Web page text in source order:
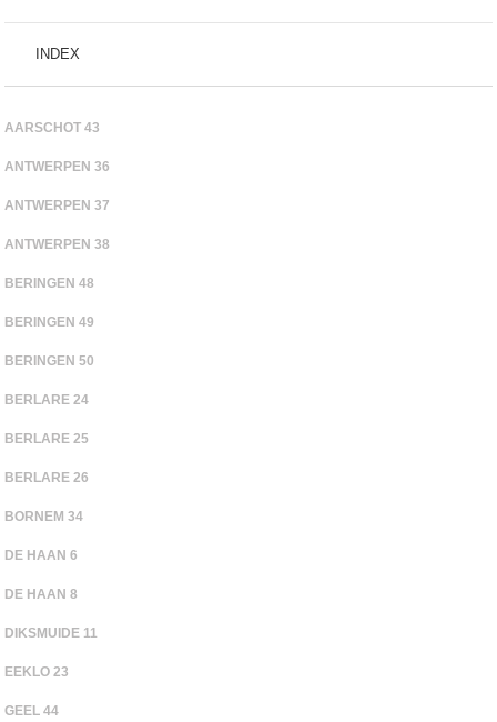
INDEX
AARSCHOT 43
ANTWERPEN 36
ANTWERPEN 37
ANTWERPEN 38
BERINGEN 48
BERINGEN 49
BERINGEN 50
BERLARE 24
BERLARE 25
BERLARE 26
BORNEM 34
DE HAAN 6
DE HAAN 8
DIKSMUIDE 11
EEKLO 23
GEEL 44